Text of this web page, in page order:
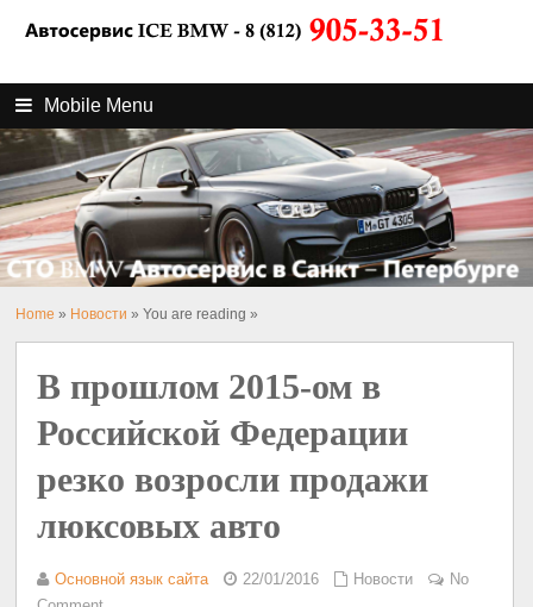
Mobile Menu
Home » Новости » You are reading »
В прошлом 2015-ом в
Российской Федерации
резко возросли продажи
люксовых авто
Основной язык сайта 22/01/2016 Новости
No